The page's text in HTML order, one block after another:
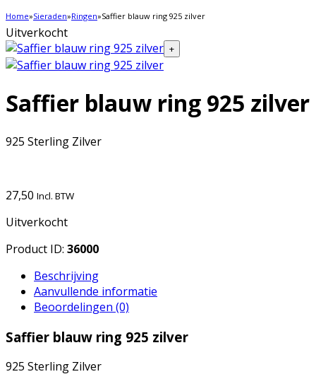
Home»Sieraden»Ringen»Saffier blauw ring 925 zilver
Uitverkocht
+
Saffier blauw ring 925 zilver
925 Sterling Zilver
27,50 Incl. BTW
Uitverkocht
Product ID: 36000
Beschrijving
Aanvullende informatie
Beoordelingen (0)
Saffier blauw ring 925 zilver
925 Sterling Zilver